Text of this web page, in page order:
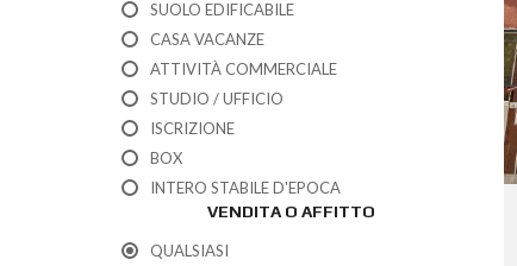
SUOLO EDIFICABILE
CASA VACANZE
ATTIVITÀ COMMERCIALE
STUDIO / UFFICIO
ISCRIZIONE
BOX
INTERO STABILE D'EPOCA
VENDITA O AFFITTO
QUALSIASI